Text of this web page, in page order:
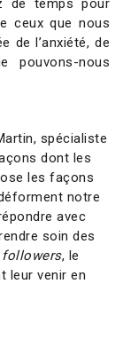
de temps pour
ceux que nous
de l’anxiété, de
pouvons-nous
spécialiste
dont les
les façons
notre
avec
soin des
followers, le
leur venir en